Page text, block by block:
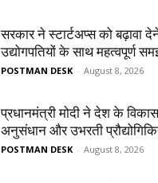
सरकार ने स्टार्टअप्‍स को बढ़ावा
उद्योगपतियों के साथ महत्‍वपूर्ण
POSTMAN DESK - August 8, 2026
प्रधानमंत्री मोदी ने देश के
अनुसंधान और उभरती
POSTMAN DESK - August 8, 2026